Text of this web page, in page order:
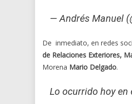
— Andrés Manuel
De inmediato, en redes
de Relaciones Exteriores,
Morena Mario Delgado.
Lo ocurrido hoy